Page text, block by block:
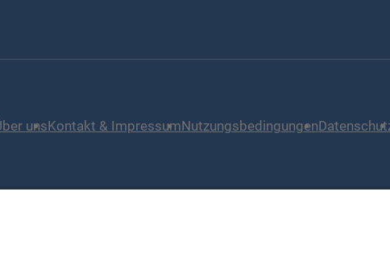
unsKontakt & ImpressumNutzungsbedingungen